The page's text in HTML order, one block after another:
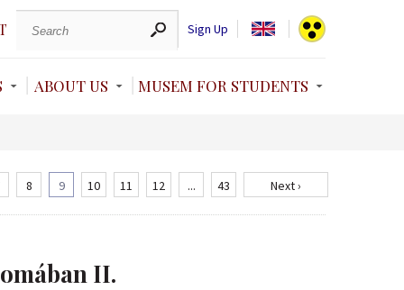
Sign Up
ABOUT US MUSEM FOR STUDENTS
8 9 10 11 12 ... 43 Next ›
II.